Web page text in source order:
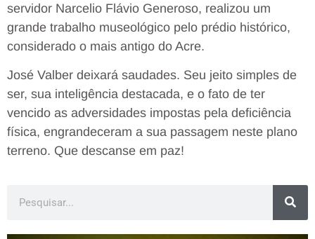
servidor Narcelio Flávio Generoso, realizou um
grande trabalho museológico pelo prédio histórico,
considerado o mais antigo do Acre.
José Valber deixará saudades. Seu jeito simples de
ser, sua inteligência destacada, e o fato de ter
vencido as adversidades impostas pela deficiência
física, engrandeceram a sua passagem neste plano
terreno. Que descanse em paz!